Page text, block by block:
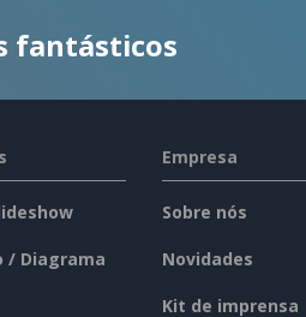
fantásticos
/ Diagrama
Empresa
Sobre nós
Novidades
Kit de imprensa